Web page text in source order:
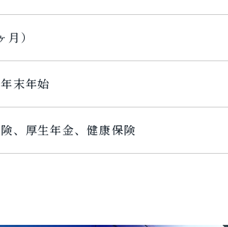
）
末年始
、厚生年金、健康保険